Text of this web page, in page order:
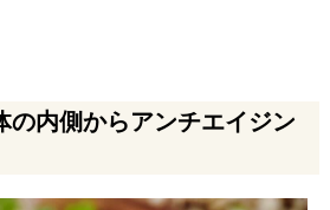
の内側からアンチエイジン